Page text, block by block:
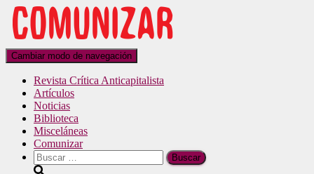
Cambiar modo de navegación
Revista Crítica Anticapitalista
Artículos
Noticias
Biblioteca
Misceláneas
Comunizar